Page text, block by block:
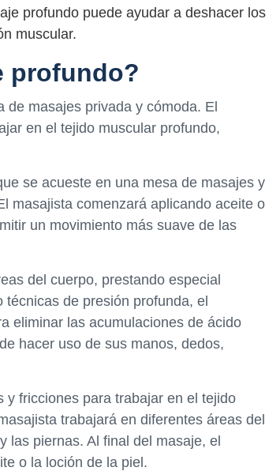
profundo puede ayudar a deshacer los
muscular.
profundo?
de masajes privada y cómoda. El
en el tejido muscular profundo,
se acueste en una mesa de masajes y
masajista comenzará aplicando aceite o
un movimiento más suave de las
del cuerpo, prestando especial
de presión profunda, el
eliminar las acumulaciones de ácido
hacer uso de sus manos, dedos,
y fricciones para trabajar en el tejido
trabajará en diferentes áreas del
las piernas. Al final del masaje, el
o la loción de la piel.